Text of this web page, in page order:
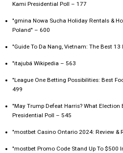
Kami Presidential Poll – 177
"gmina Nowa Sucha Holiday Rentals &
Poland" – 600
"Guide To Da Nang, Vietnam: The Best
"itajubá Wikipedia – 563
"League One Betting Possibilities: Best
499
"May Trump Defeat Harris? What
Presidential Poll – 545
"mostbet Casino Ontario 2024: Review &
"mostbet Promo Code Stand Up To $500